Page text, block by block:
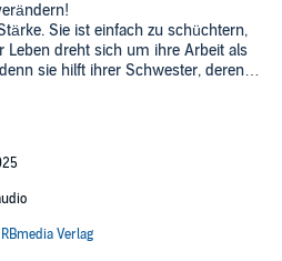
Sie ist einfach zu schüchtern,
Leben dreht sich um ihre Arbeit als
sie hilft ihrer Schwester, deren
erhält sie versehentlich eine SMS
die ausgerechnet sie um Dating-
Trotz ihrer Unterschiede
bald verbringt Eliza ihre Abende
unterhalten, als weiterhin ihr Glück
sie sich zum ersten Mal
Anfang an eine ganz besondere
Aber was Eliza für Denny